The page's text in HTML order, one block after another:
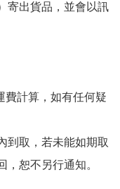
寄出貨品，並會以訊
費計算，如有任何疑
到取，若未能如期取
恕不另行通知。